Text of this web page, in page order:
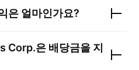
은 얼마인가요?
Corp.은 배당금을 지